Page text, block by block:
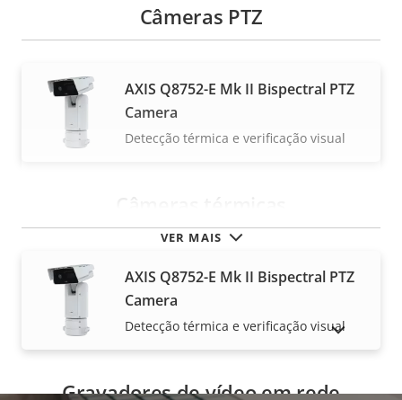
VER MAIS
Câmeras PTZ
AXIS Q8752-E Mk II Bispectral PTZ
Camera
Detecção térmica e verificação visual
AXIS Q8752-E Mk II Bispectral PTZ
Camera
Detecção térmica e verificação visual
Gravadores de vídeo em rede
MOSTRAR PRODUTOS DESCONTINUADOS